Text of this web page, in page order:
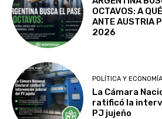
OCTAVOS: A
ANTE AUSTRIA
2026
POLÍTICA Y ECONOMÍA
La Cámara
ratificó la
PJ jujeño